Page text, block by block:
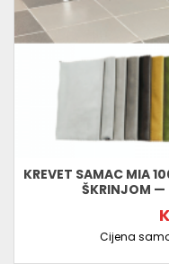
KREVET SAMAC MIA
ŠKRINJOM —
Cijena